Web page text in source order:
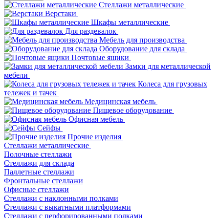
Стеллажи металлические
Верстаки
Шкафы металлические
Для раздевалок
Мебель для производства
Оборудование для склада
Почтовые ящики
Замки для металлической
мебели
Колеса для грузовых
тележек и тачек
Медицинская мебель
Пищевое оборудование
Офисная мебель
Сейфы
Прочие изделия
Стеллажи металлические
Полочные стеллажи
Стеллажи для склада
Паллетные стеллажи
Фронтальные стеллажи
Офисные стеллажи
Стеллажи с наклонными полками
Стеллажи с выкатными платформами
Стеллажи с перфорированными полками